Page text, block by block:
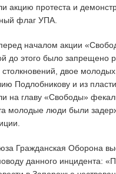
акцию протеста и
флаг УПА.
началом акции
до этого было запрещено
столкновений, двое
Подлобникову и из
на главу «Свободы»
молодые люди были
Гражданская Оборона
данного инцидента: